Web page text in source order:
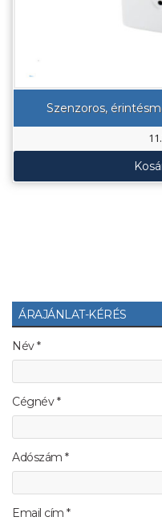
Szenzoros,
ÁRAJÁNLAT-KÉRÉS
Név *
Cégnév *
Adószám *
Email cím *